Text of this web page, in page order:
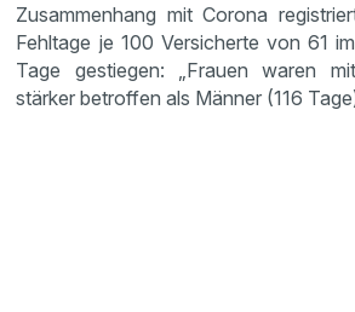
Zusammenhang mit Corona
Fehltage je 100 Versicherte von 61
Tage gestiegen: „Frauen waren
stärker betroffen als Männer (116